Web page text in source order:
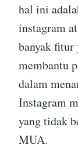
hal ini
instagram
banyak fitur
membantu
dalam
Instagram
yang tidak
MUA.